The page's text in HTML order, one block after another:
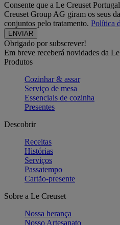
Consente que a Le Creuset
Creuset Group AG giram os seus
conjuntos pelo tratamento. Política
Obrigado por subscrever!
Em breve receberá novidades da
Produtos
Cozinhar & assar
Serviço de mesa
Essenciais de cozinha
Presentes
Descobrir
Receitas
Histórias
Serviços
Passatempo
Cartão-presente
Sobre a Le Creuset
Nossa herança
Nosso Artesanato